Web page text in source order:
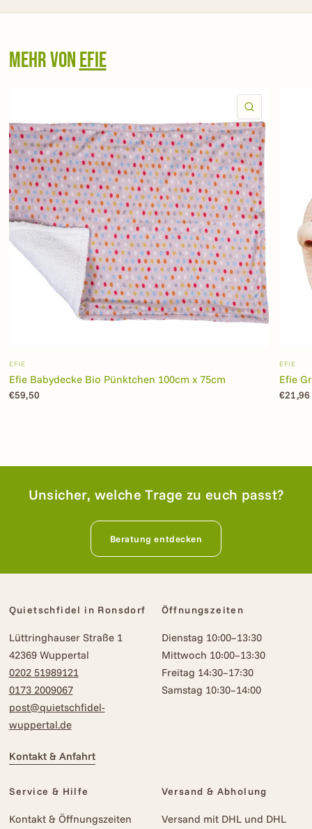
Mehr vonEfie
EFIE
Efie Babydecke Bio Pünktchen 100cm x 75cm
€59,50
EFIE
Efie
€21,96
Unsicher, welche Trage zu euch passt?
Beratung entdecken
Quietschfidel in Ronsdorf
Lüttringhauser Straße 1
42369 Wuppertal
0202 51989121
0173 2009067
post@quietschfidel-
wuppertal.de
Kontakt & Anfahrt
Öffnungszeiten
Dienstag 10:00–13:30
Mittwoch 10:00–13:30
Freitag 14:30–17:30
Samstag 10:30–14:00
Service & Hilfe
Kontakt & Öffnungszeiten
Versand & Abholung
Versand mit DHL und DHL